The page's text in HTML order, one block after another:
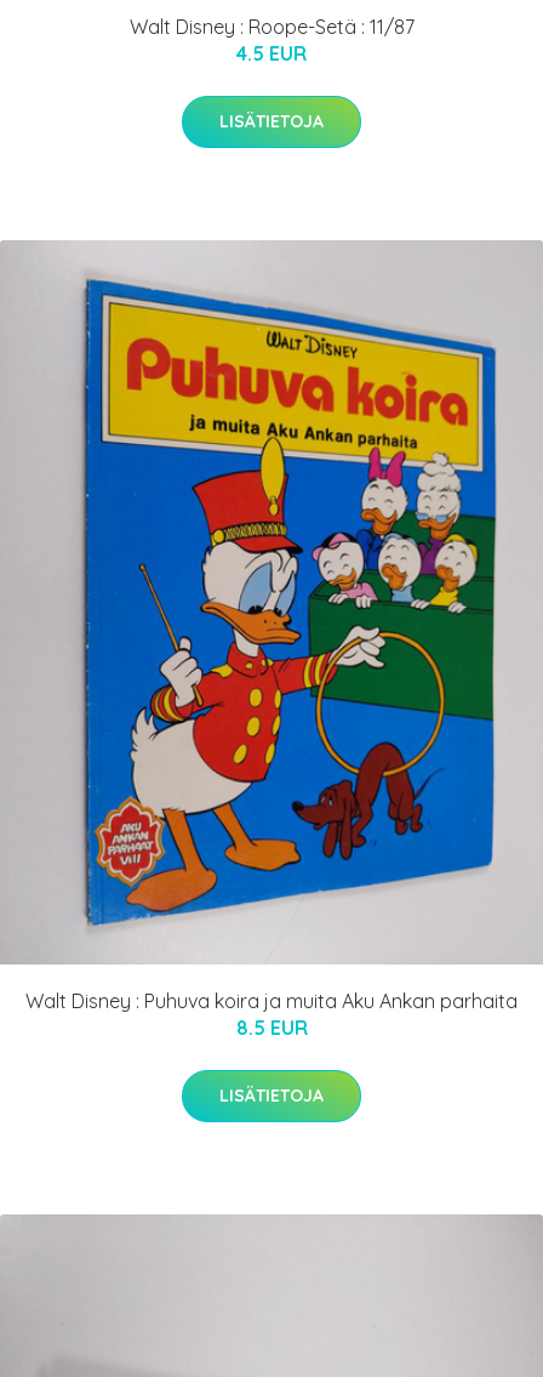
Walt Disney : Roope-Setä : 11/87
4.5 EUR
LISÄTIETOJA
Walt Disney : Puhuva koira ja muita Aku Ankan parhaita
8.5 EUR
LISÄTIETOJA